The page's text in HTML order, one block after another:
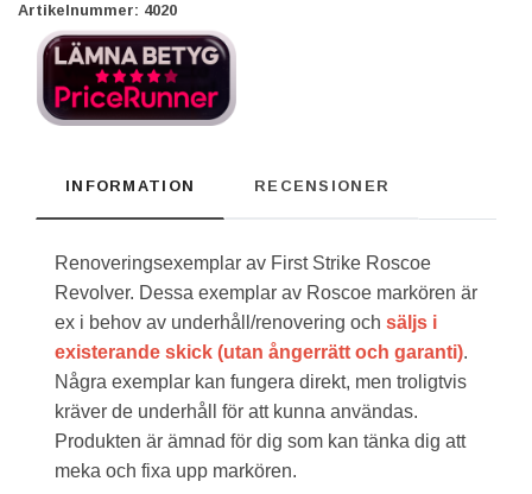
Artikelnummer: 4020
INFORMATION RECENSIONER
Renoveringsexemplar av First Strike Roscoe
Revolver. Dessa exemplar av Roscoe markören är
ex i behov av underhåll/renovering och säljs i
existerande skick (utan ångerrätt och garanti).
Några exemplar kan fungera direkt, men troligtvis
kräver de underhåll för att kunna användas.
Produkten är ämnad för dig som kan tänka dig att
meka och fixa upp markören.